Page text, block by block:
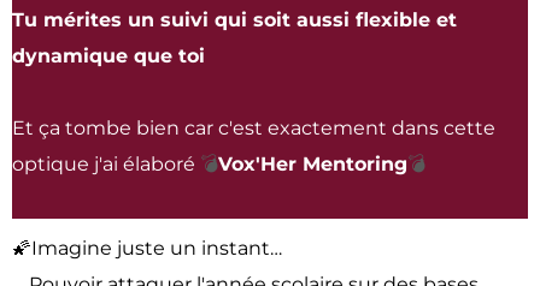
Tu mérites un suivi qui soit aussi flexible et
dynamique que toi
Et ça tombe bien car c'est exactement dans cette
optique j'ai élaboré 💣Vox'Her Mentoring💣
🌠Imagine juste un instant…